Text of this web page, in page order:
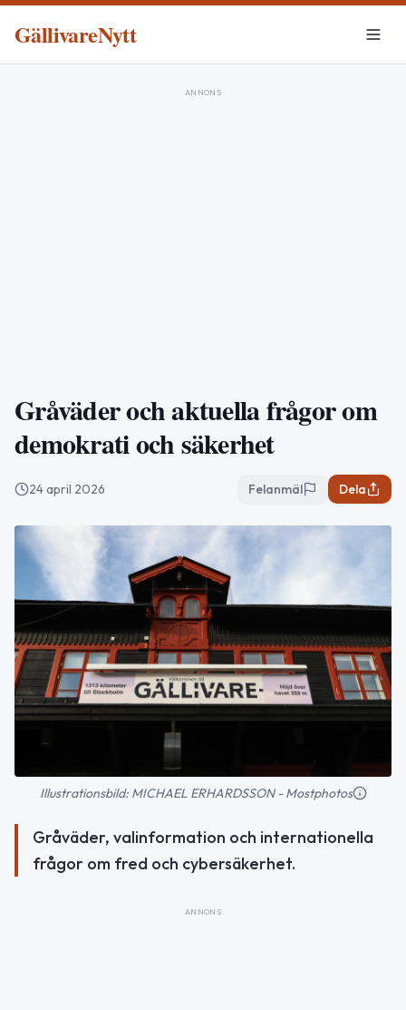
GällivareNytt
ANNONS
Gråväder och aktuella frågor om
demokrati och säkerhet
24 april 2026 Felanmäl Dela
Illustrationsbild: MICHAEL ERHARDSSON - Mostphotos
Gråväder, valinformation och internationella
frågor om fred och cybersäkerhet.
ANNONS